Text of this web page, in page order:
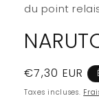
fenêtre
du point
Prix
habituel
€7,30 EUR
Taxes incluses.